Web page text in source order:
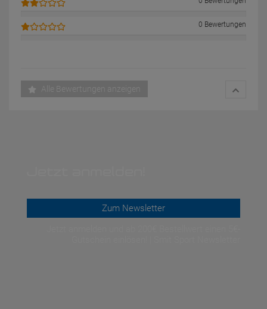
0 Bewertungen
Alle Bewertungen anzeigen
Zum Newsletter